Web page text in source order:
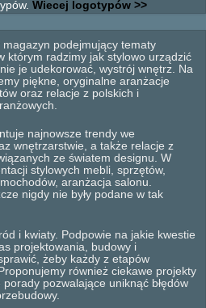
Wiecej logotypów >>
podejmujący tematy
którym radzimy jak stylowo urządzić
je udekorować, wystrój wnętrz. Na
piękne, oryginalne aranżacje
oraz relacje z polskich i
najnowsze trendy we
wnętrzarstwie, a także relacje z
ze światem designu. W
stylowych mebli, sprzętów,
aranżacja salonu.
nigdy nie były podane w tak
i kwiaty. Podpowie na jakie kwestie
projektowania, budowy i
żeby każdy z etapów
również ciekawe projekty
pozwalające uniknąć błędów